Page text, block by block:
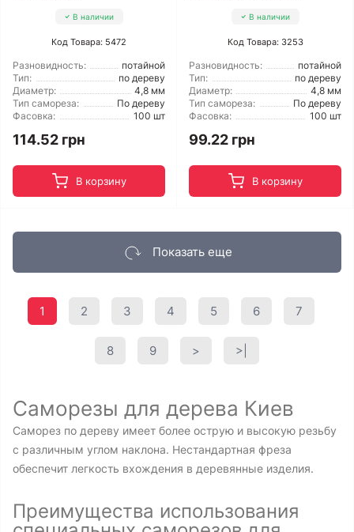
В наличии
Код Товара: 5472
Разновидность:
потайной
Тип:
по дереву
Диаметр:
4,8 мм
Тип самореза:
По дереву
Фасовка:
100 шт
114.52 грн
В корзину
В наличии
Код Товара: 3253
Разновидность:
потайной
Тип:
по дереву
Диаметр:
4,8 мм
Тип самореза:
По дереву
Фасовка:
100 шт
99.22 грн
В корзину
Показать еще
1 2 3 4 5 6 7
8 9 > >|
Саморезы для дерева Киев
Саморез по дереву имеет более острую и высокую резьбу
с различным углом наклона. Нестандартная фреза
обеспечит легкость вхождения в деревянные изделия.
Преимущества использования